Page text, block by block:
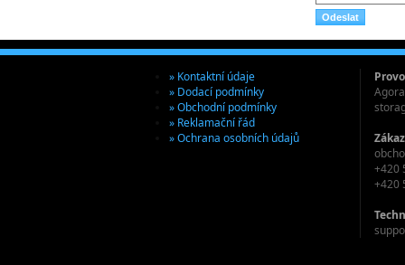
+420
+420
» Kontaktní údaje
» Dodací podmínky
» Obchodní podmínky
» Reklamační řád
» Ochrana osobních údajů